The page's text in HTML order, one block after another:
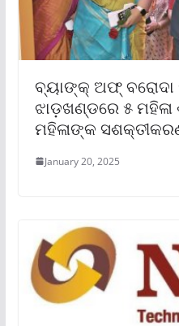
ବ୍ୟାଙ୍କ୍ ଅଫ୍
ଝାଡ଼ଖଣ୍ଡରେ ୫
ମହିଳାଙ୍କ
January 20, 2025